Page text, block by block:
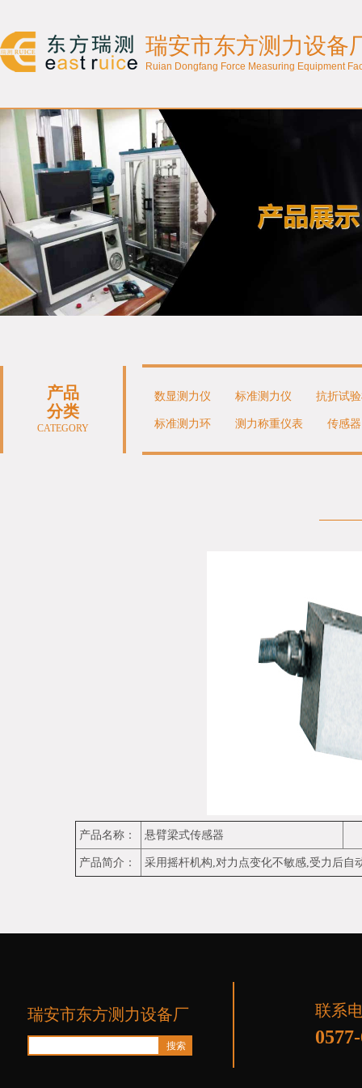
瑞安市东方测力设备
Ruian Dongfang Force Measuring Equipment
产品
分类
CATEGORY
数显测力仪 标准测力仪 抗折试
标准测力环 测力称重仪表 传感器
产品名称： 悬臂梁式传感器
产品简介： 采用摇杆机构,对力点变化不敏感,受力后自
瑞安市东方测力设备厂 联系